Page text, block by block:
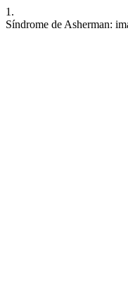
1.
Síndrome de Asherman: